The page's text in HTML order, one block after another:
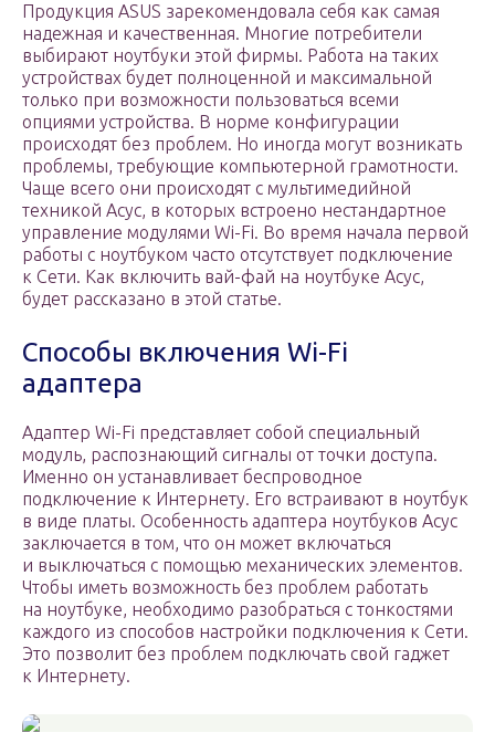
Продукция ASUS зарекомендовала себя как самая
надежная и качественная. Многие потребители
выбирают ноутбуки этой фирмы. Работа на таких
устройствах будет полноценной и максимальной
только при возможности пользоваться всеми
опциями устройства. В норме конфигурации
происходят без проблем. Но иногда могут возникать
проблемы, требующие компьютерной грамотности.
Чаще всего они происходят с мультимедийной
техникой Асус, в которых встроено нестандартное
управление модулями Wi-Fi. Во время начала первой
работы с ноутбуком часто отсутствует подключение
к Сети. Как включить вай-фай на ноутбуке Асус,
будет рассказано в этой статье.
Способы включения Wi-Fi
адаптера
Адаптер Wi-Fi представляет собой специальный
модуль, распознающий сигналы от точки доступа.
Именно он устанавливает беспроводное
подключение к Интернету. Его встраивают в ноутбук
в виде платы. Особенность адаптера ноутбуков Асус
заключается в том, что он может включаться
и выключаться с помощью механических элементов.
Чтобы иметь возможность без проблем работать
на ноутбуке, необходимо разобраться с тонкостями
каждого из способов настройки подключения к Сети.
Это позволит без проблем подключать свой гаджет
к Интернету.